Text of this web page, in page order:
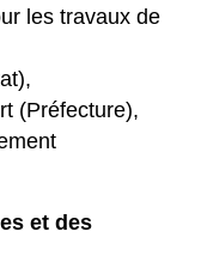
les travaux de
(Préfecture),
et des